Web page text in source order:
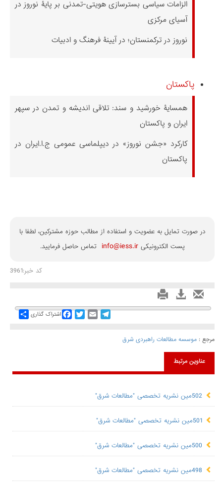
الزامات سیاسی بسترسازی هویتی-تمدنی بر پایۀ نوروز در
آسیای مرکزی
نوروز در ترکمنستان؛ در آیینۀ فرهنگ و ادبیات
پاکستان
همسایۀ خورشید و سند: تلاقی اندیشه و تمدن در سپهر
ایران و پاکستان
کارکرد «جشن نوروز» در دیپلماسی عمومی ج.ا.ایران در
پاکستان
در صورت تمایل به عضویت و استفاده از مطالب حوزه مشترکین، لطفا با
پست الکترونیکیinfo@iess.ir تماس حاصل فرمایید.
کد خبر:3961
Share اشتراک گذاری
FacebookTwitterEmail
Telegram
مرجع : موسسه مطالعات راهبردی شرق
عناوین مرتبط
502مین نشریه تخصصی "مطالعات شرق"
501مین نشریه تخصصی "مطالعات شرق"
500مین نشریه تخصصی "مطالعات شرق"
498مین نشریه تخصصی "مطالعات شرق"